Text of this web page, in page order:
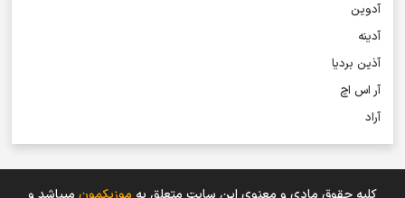
آدوین
آدینه
آذین بردیا
آر اس اچ
آراد
آراد شاک
آراد عباسی